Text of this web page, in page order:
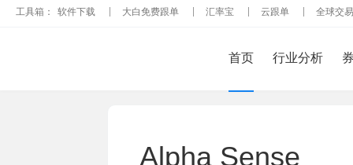
工具箱： 软件下载 大白免费跟单 汇率宝 云跟单 全球交
首页 行业分析
Alpha Sense